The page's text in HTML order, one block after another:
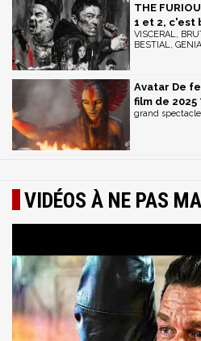
THE
1 et 2, c'est
VISCERAL,
BESTIAL,
Avatar De
film de
grand spectacle
VIDÉOS À NE PAS